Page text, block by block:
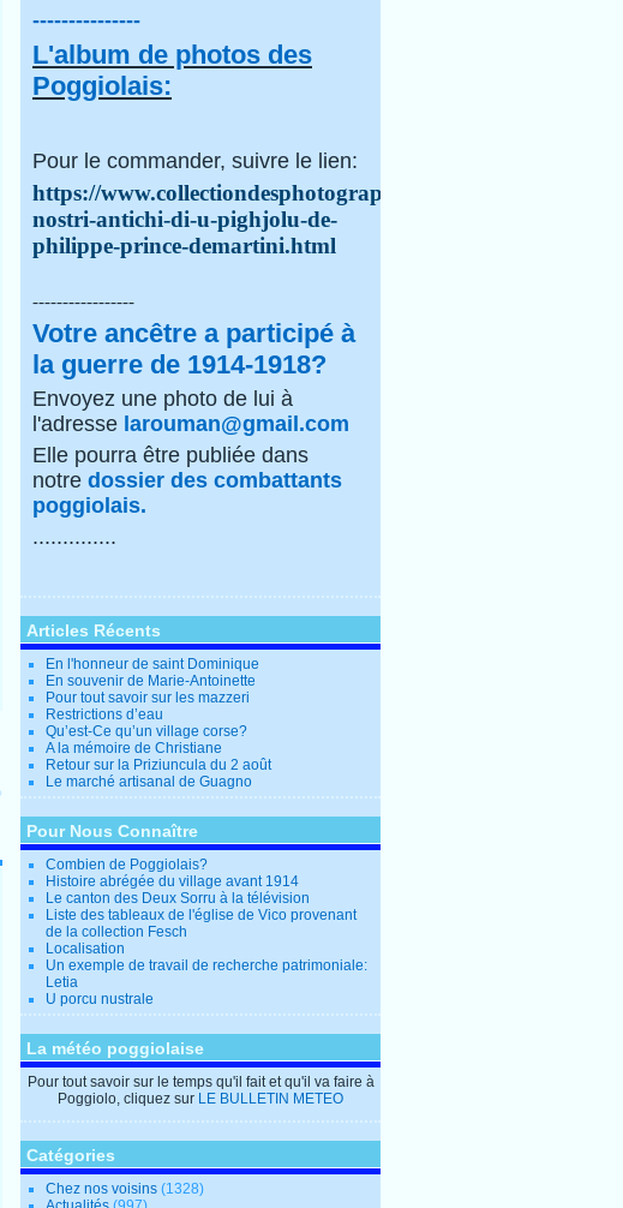
---------------
L'album de photos des
Poggiolais:
Pour le commander, suivre le lien:
https://www.collectiondesphotographes.com/i-
nostri-antichi-di-u-pighjolu-de-
philippe-prince-demartini.html
-----------------
Votre ancêtre a participé à
la guerre de 1914-1918?
Envoyez une photo de lui à
l'adresse larouman@gmail.com
Elle pourra être publiée dans
notre dossier des combattants
poggiolais.
..............
Articles Récents
En l'honneur de saint Dominique
En souvenir de Marie-Antoinette
Pour tout savoir sur les mazzeri
Restrictions d’eau
Qu’est-Ce qu’un village corse?
A la mémoire de Christiane
Retour sur la Priziuncula du 2 août
Le marché artisanal de Guagno
Pour Nous Connaître
Combien de Poggiolais?
Histoire abrégée du village avant 1914
Le canton des Deux Sorru à la télévision
Liste des tableaux de l'église de Vico provenant
de la collection Fesch
Localisation
Un exemple de travail de recherche patrimoniale:
Letia
U porcu nustrale
La météo poggiolaise
Pour tout savoir sur le temps qu'il fait et qu'il va faire à
Poggiolo, cliquez sur LE BULLETIN METEO
Catégories
Chez nos voisins (1328)